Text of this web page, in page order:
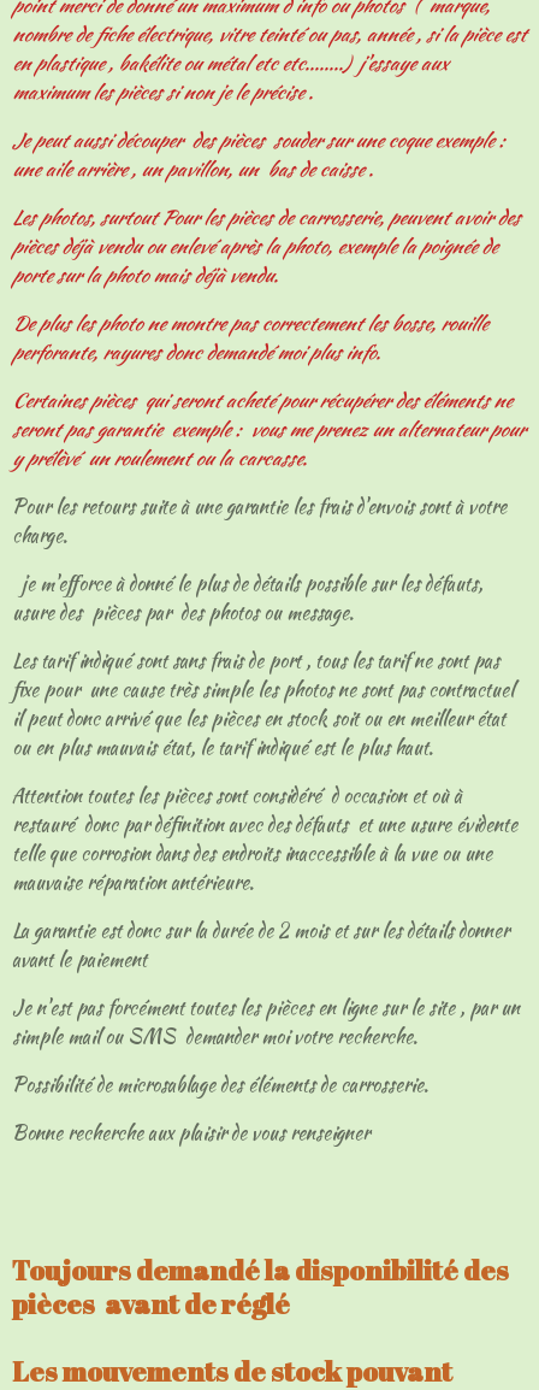
nombre de fiche électrique, vitre teinté ou pas, année , si la pièce est
en plastique , bakélite ou métal etc etc........) j'essaye aux
maximum les pièces si non je le précise .
Je peut aussi découper des pièces souder sur une coque exemple :
une aile arrière , un pavillon, un bas de caisse .
Les photos, surtout Pour les pièces de carrosserie, peuvent avoir des
pièces déjà vendu ou enlevé après la photo, exemple la poignée de
porte sur la photo mais déjà vendu.
De plus les photo ne montre pas correctement les bosse, rouille
perforante, rayures donc demandé moi plus info.
Certaines pièces qui seront acheté pour récupérer des éléments ne
seront pas garantie exemple : vous me prenez un alternateur pour
y prélèvé un roulement ou la carcasse.
Pour les retours suite à une garantie les frais d'envois sont à votre
charge.
je m'efforce à donné le plus de détails possible sur les défauts,
usure des pièces par des photos ou message.
Les tarif indiqué sont sans frais de port , tous les tarif ne sont pas
fixe pour une cause très simple les photos ne sont pas contractuel
il peut donc arrivé que les pièces en stock soit ou en meilleur état
ou en plus mauvais état, le tarif indiqué est le plus haut.
Attention toutes les pièces sont considéré d occasion et où à
restauré donc par définition avec des défauts et une usure évidente
telle que corrosion dans des endroits inaccessible à la vue ou une
mauvaise réparation antérieure.
La garantie est donc sur la durée de 2 mois et sur les détails donner
avant le paiement
Je n'est pas forcément toutes les pièces en ligne sur le site , par un
simple mail ou SMS demander moi votre recherche.
Possibilité de microsablage des éléments de carrosserie.
Bonne recherche aux plaisir de vous renseigner
Toujours demandé la disponibilité des
pièces avant de réglé
Les mouvements de stock pouvant